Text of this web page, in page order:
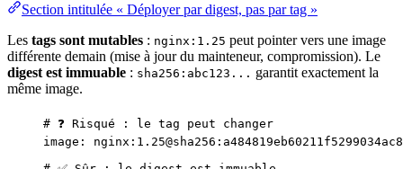
Section intitulée « Déployer par digest, pas par tag »
Les tags sont mutables : nginx:1.25 peut pointer vers une image
différente demain (mise à jour du mainteneur, compromission). Le
digest est immuable : sha256:abc123... garantit exactement la
même image.
# ❓ Risqué : le tag peut changer
image :